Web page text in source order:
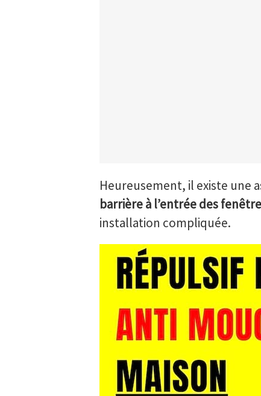
Heureusement, il existe une
barrière à l’entrée des
installation compliquée.